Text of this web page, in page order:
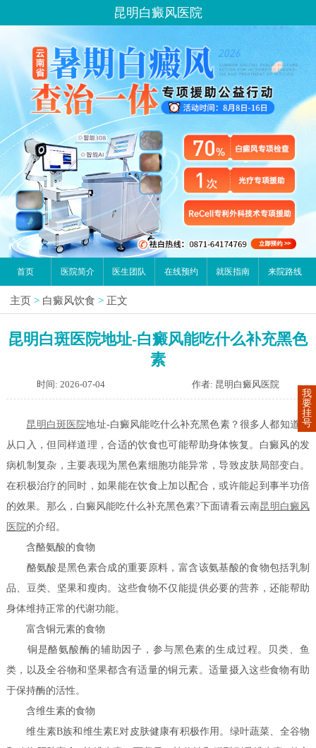
昆明白癜风医院
首页 医院简介 医生团队 在线预约 就医指南 来院路线
主页 > 白癜风饮食 > 正文
昆明白斑医院地址-白癜风能吃什么补充黑色
素
时间: 2026-07-04 作者: 昆明白癜风医院
昆明白斑医院地址-白癜风能吃什么补充黑色素？很多人都知道病
从口入，但同样道理，合适的饮食也可能帮助身体恢复。白癜风的发
病机制复杂，主要表现为黑色素细胞功能异常，导致皮肤局部变白。
在积极治疗的同时，如果能在饮食上加以配合，或许能起到事半功倍
的效果。那么，白癜风能吃什么补充黑色素?下面请看云南昆明白癜风
医院的介绍。
含酪氨酸的食物
酪氨酸是黑色素合成的重要原料，富含该氨基酸的食物包括乳制
品、豆类、坚果和瘦肉。这些食物不仅能提供必要的营养，还能帮助
身体维持正常的代谢功能。
富含铜元素的食物
铜是酪氨酸酶的辅助因子，参与黑色素的生成过程。贝类、鱼
类，以及全谷物和坚果都含有适量的铜元素。适量摄入这些食物有助
于保持酶的活性。
含维生素的食物
维生素B族和维生素E对皮肤健康有积极作用。绿叶蔬菜、全谷物
我
要
挂
号